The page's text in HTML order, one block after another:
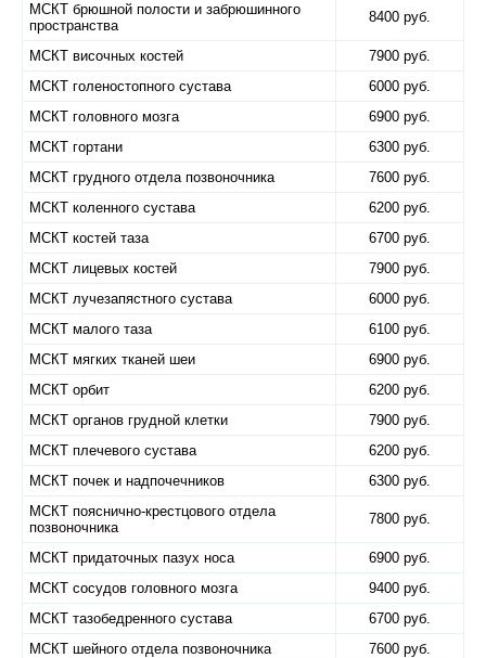
МСКТ брюшной полости и забрюшинного
пространства
8400 руб.
МСКТ височных костей
7900 руб.
МСКТ голеностопного сустава
6000 руб.
МСКТ головного мозга
6900 руб.
МСКТ гортани
6300 руб.
МСКТ грудного отдела позвоночника
7600 руб.
МСКТ коленного сустава
6200 руб.
МСКТ костей таза
6700 руб.
МСКТ лицевых костей
7900 руб.
МСКТ лучезапястного сустава
6000 руб.
МСКТ малого таза
6100 руб.
МСКТ мягких тканей шеи
6900 руб.
МСКТ орбит
6200 руб.
МСКТ органов грудной клетки
7900 руб.
МСКТ плечевого сустава
6200 руб.
МСКТ почек и надпочечников
6300 руб.
МСКТ пояснично-крестцового отдела
позвоночника
7800 руб.
МСКТ придаточных пазух носа
6900 руб.
МСКТ сосудов головного мозга
9400 руб.
МСКТ тазобедренного сустава
6700 руб.
МСКТ шейного отдела позвоночника
7600 руб.